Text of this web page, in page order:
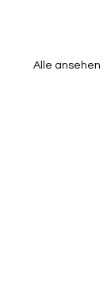
Alle ansehen